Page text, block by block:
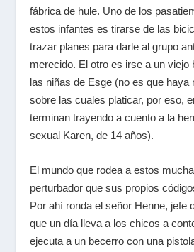
fábrica de hule. Uno de los
estos infantes es tirarse de las
trazar planes para darle al grupo
merecido. El otro es irse a un viejo
las niñas de Esge (no es que haya
sobre las cuales platicar, por eso,
terminan trayendo a cuento a la
sexual Karen, de 14 años).
El mundo que rodea a estos
perturbador que sus propios
Por ahí ronda el señor Henne, jefe
que un día lleva a los chicos a
ejecuta a un becerro con una